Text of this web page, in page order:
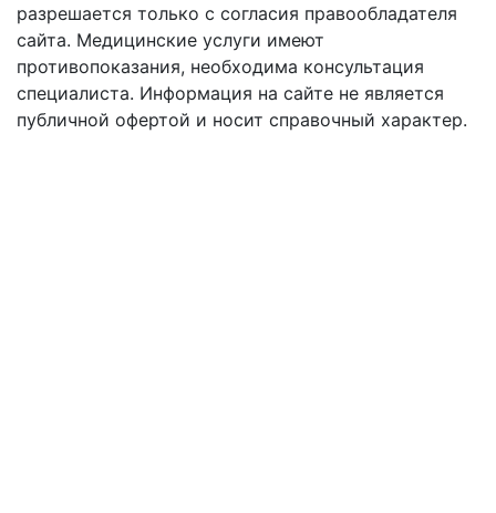
разрешается только с согласия правообладателя
сайта. Медицинские услуги имеют
противопоказания, необходима консультация
специалиста. Информация на сайте не является
публичной офертой и носит справочный характер.